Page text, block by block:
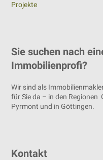
Projekte
Sie suchen nach
Immobilienprofi?
Wir sind als
für Sie da – in den Regionen
Pyrmont und in Göttingen.
Kontakt